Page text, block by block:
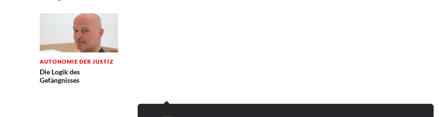
AUTONOMIE DER JUSTIZ
Die Logik des
Gefängnisses